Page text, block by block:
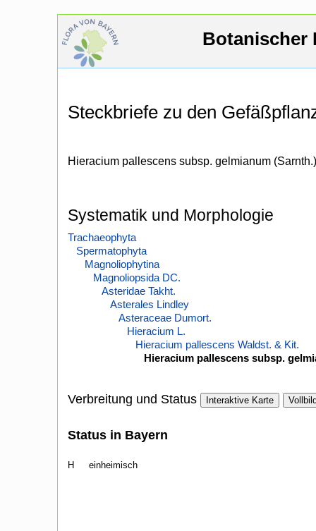
Botanischer
Steckbriefe zu den
Hieracium pallescens subsp. gelmianum
Systematik und Morphologie
Trachaeophyta
Spermatophyta
Magnoliophytina
Magnoliopsida DC.
Asteridae Takht.
Asterales Lindley
Asteraceae Dumort.
Hieracium L.
Hieracium pallescens Waldst. & Kit.
Hieracium pallescens subsp.
Verbreitung und Status Interaktive Karte
Status in Bayern
H einheimisch